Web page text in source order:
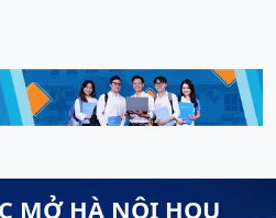
MỞ HÀ NỘI HOU